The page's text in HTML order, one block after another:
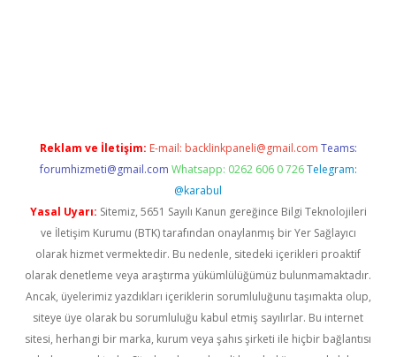
Reklam ve İletişim: E-mail: backlinkpaneli@gmail.com Teams:
forumhizmeti@gmail.com Whatsapp: 0262 606 0 726 Telegram:
@karabul
Yasal Uyarı: Sitemiz, 5651 Sayılı Kanun gereğince Bilgi Teknolojileri
ve İletişim Kurumu (BTK) tarafından onaylanmış bir Yer Sağlayıcı
olarak hizmet vermektedir. Bu nedenle, sitedeki içerikleri proaktif
olarak denetleme veya araştırma yükümlülüğümüz bulunmamaktadır.
Ancak, üyelerimiz yazdıkları içeriklerin sorumluluğunu taşımakta olup,
siteye üye olarak bu sorumluluğu kabul etmiş sayılırlar. Bu internet
sitesi, herhangi bir marka, kurum veya şahıs şirketi ile hiçbir bağlantısı